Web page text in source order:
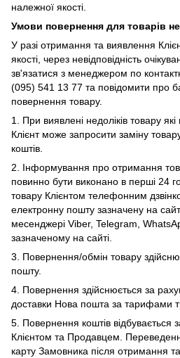
належної якості.
Умови повернення для товарів
У разі отримання та виявлення
якості, через невідповідність
зв'язатися з менеджером по
(095) 541 13 77 та повідомити про
повернення товару.
1.
При виявлені недоліків товару
Клієнт може запросити заміну
коштів.
2. Інформування про отримання
повинно бути виконано в перші 24
товару Клієнтом телефонним
електронну пошту зазначену на
месенджері Viber, Telegram,
зазначеному на сайті.
3. Повернення/обмін товару
пошту.
4. Повернення здійснюється за
доставки Нова пошта за тарифами
5. Повернення коштів відбувається
Клієнтом та Продавцем.
карту Замовника після отримання